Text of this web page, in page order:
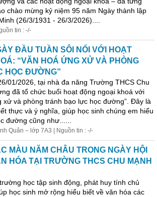
chào mừng kỷ niệm 95 năm Ngày thành lập
(26/3/1931 - 26/3/2026)....
tin : -/-
ĐẦU TUẦN SÔI NỔI VỚI HOẠT
“VĂN HOÁ ỨNG XỬ VÀ PHÒNG
HỌC ĐƯỜNG”
01/2026, tại nhà đa năng Trường THCS Chu
đã tổ chức buổi hoạt động ngoại khoá với
xử và phòng tránh bạo lực học đường”. Đây là
thực và ý nghĩa, giúp học sinh chúng em hiểu
đường cũng như......
Quân – lớp 7A3 | Nguồn tin : -/-
MÀU NĂM CHÂU TRONG NGÀY HỘI
HÓA TẠI TRƯỜNG THCS CHU MẠNH
học tập sinh động, phát huy tính chủ
học sinh mở rộng hiểu biết về văn hóa các